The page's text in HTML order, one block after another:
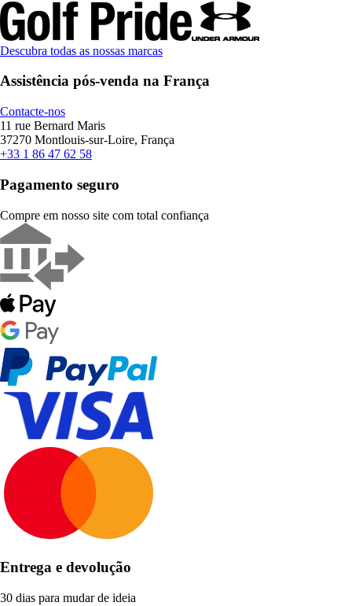
Descubra todas as nossas marcas
Assistência pós-venda na França
Contacte-nos
11 rue Bernard Maris
37270 Montlouis-sur-Loire, França
+33 1 86 47 62 58
Pagamento seguro
Compre em nosso site com total confiança
Entrega e devolução
30 dias para mudar de ideia